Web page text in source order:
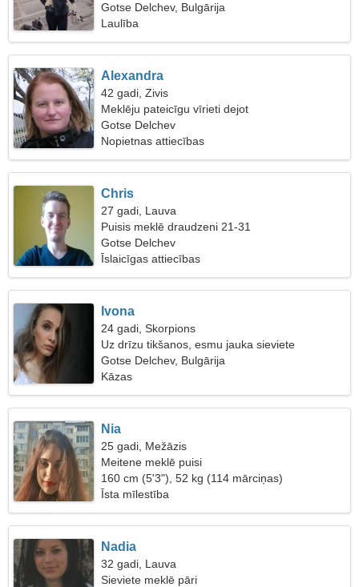
Gotse Delchev, Bulgārija
Laulība
Alexandra
42 gadi, Zivis
Meklēju pateicīgu vīrieti dejot
Gotse Delchev
Nopietnas attiecības
Chris
27 gadi, Lauva
Puisis meklē draudzeni 21-31
Gotse Delchev
Īslaicīgas attiecības
Ivona
24 gadi, Skorpions
Uz drīzu tikšanos, esmu jauka sieviete
Gotse Delchev, Bulgārija
Kāzas
Nia
25 gadi, Mežāzis
Meitene meklē puisi
160 cm (5'3"), 52 kg (114 mārciņas)
Īsta mīlestība
Nadia
32 gadi, Lauva
Sieviete meklē pāri